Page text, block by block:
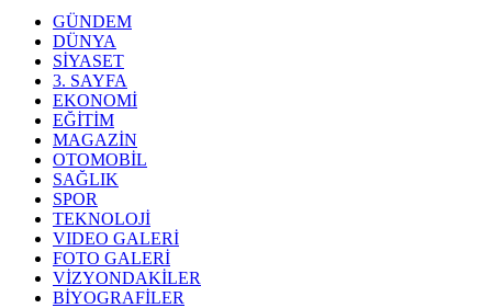
GÜNDEM
DÜNYA
SİYASET
3. SAYFA
EKONOMİ
EĞİTİM
MAGAZİN
OTOMOBİL
SAĞLIK
SPOR
TEKNOLOJİ
VIDEO GALERİ
FOTO GALERİ
VİZYONDAKİLER
BİYOGRAFİLER